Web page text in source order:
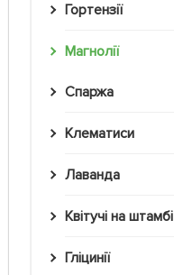
Гортензії
Магнолії
Спаржа
Клематиси
Лаванда
Квітучі на штамбі
Гліцинії